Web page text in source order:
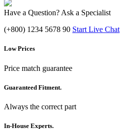
Have a Question? Ask a Specialist
(+800) 1234 5678 90 Start Live Chat
Low Prices
Price match guarantee
Guaranteed Fitment.
Always the correct part
In-House Experts.